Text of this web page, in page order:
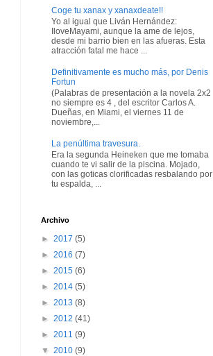
Coge tu xanax y xanaxdeate!!
Yo al igual que Liván Hernández:
IloveMayami, aunque la ame de lejos,
desde mi barrio bien en las afueras. Esta
atracción fatal me hace ...
Definitivamente es mucho más, por Denis
Fortun
(Palabras de presentación a la novela 2x2
no siempre es 4 , del escritor Carlos A.
Dueñas, en Miami, el viernes 11 de
noviembre,...
La penúltima travesura.
Era la segunda Heineken que me tomaba
cuando te vi salir de la piscina. Mojado,
con las goticas clorificadas resbalando por
tu espalda, ...
Archivo
► 2017 (5)
► 2016 (7)
► 2015 (6)
► 2014 (5)
► 2013 (8)
► 2012 (41)
► 2011 (9)
▼ 2010 (9)